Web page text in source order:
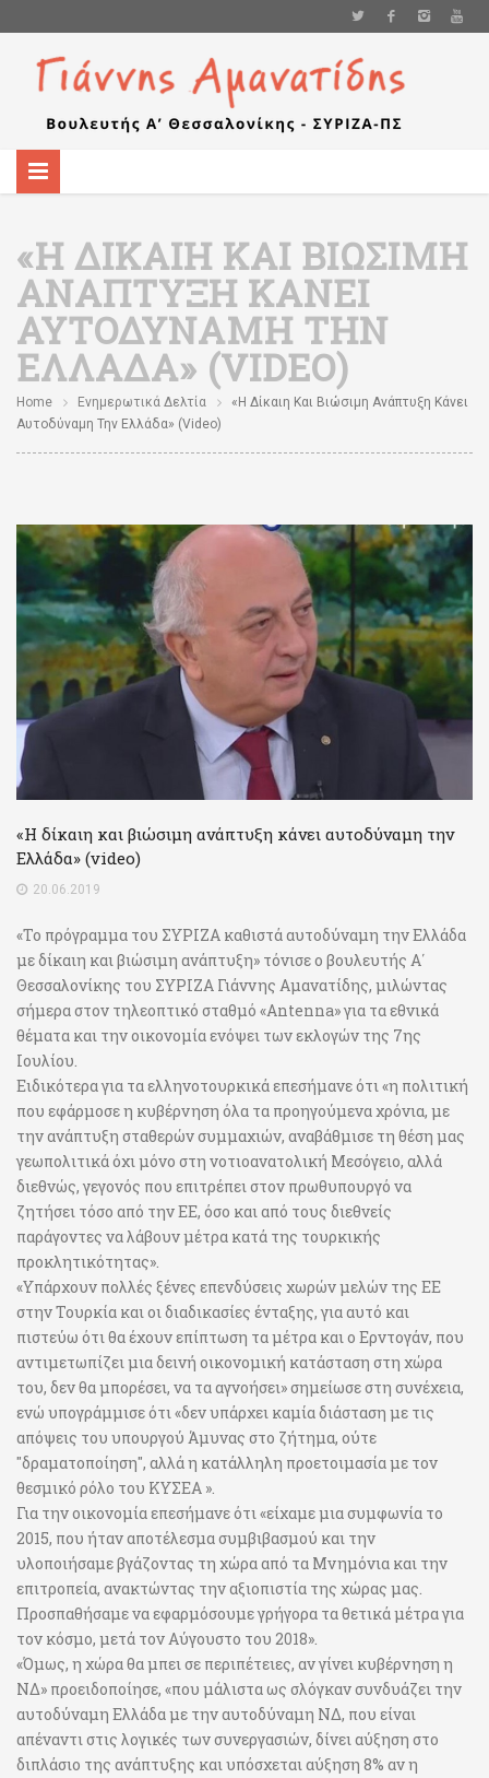
«Η ΔΊΚΑΙΗ ΚΑΙ ΒΙΏΣΙΜΗ
ΑΝΆΠΤΥΞΗ ΚΆΝΕΙ
ΑΥΤΟΔΎΝΑΜΗ ΤΗΝ
ΕΛΛΆΔΑ» (VIDEO)
Home Ενημερωτικά Δελτία
«Η Δίκαιη Και Βιώσιμη Ανάπτυξη Κάνει
Αυτοδύναμη Την Ελλάδα» (video)
«Η δίκαιη και βιώσιμη ανάπτυξη κάνει αυτοδύναμη την
Ελλάδα» (video)
20.06.2019
«Το πρόγραμμα του ΣΥΡΙΖΑ καθιστά αυτοδύναμη την Ελλάδα
με δίκαιη και βιώσιμη ανάπτυξη» τόνισε ο βουλευτής Α΄
Θεσσαλονίκης του ΣΥΡΙΖΑ Γιάννης Αμανατίδης, μιλώντας
σήμερα στον τηλεοπτικό σταθμό «Antenna» για τα εθνικά
θέματα και την οικονομία ενόψει των εκλογών της 7ης
Ιουλίου.
Ειδικότερα για τα ελληνοτουρκικά επεσήμανε ότι «η πολιτική
που εφάρμοσε η κυβέρνηση όλα τα προηγούμενα χρόνια, με
την ανάπτυξη σταθερών συμμαχιών, αναβάθμισε τη θέση μας
γεωπολιτικά όχι μόνο στη νοτιοανατολική Μεσόγειο, αλλά
διεθνώς, γεγονός που επιτρέπει στον πρωθυπουργό να
ζητήσει τόσο από την ΕΕ, όσο και από τους διεθνείς
παράγοντες να λάβουν μέτρα κατά της τουρκικής
προκλητικότητας».
«Υπάρχουν πολλές ξένες επενδύσεις χωρών μελών της ΕΕ
στην Τουρκία και οι διαδικασίες ένταξης, για αυτό και
πιστεύω ότι θα έχουν επίπτωση τα μέτρα και ο Ερντογάν, που
αντιμετωπίζει μια δεινή οικονομική κατάσταση στη χώρα
του, δεν θα μπορέσει, να τα αγνοήσει» σημείωσε στη συνέχεια,
ενώ υπογράμμισε ότι «δεν υπάρχει καμία διάσταση με τις
απόψεις του υπουργού Άμυνας στο ζήτημα, ούτε
"δραματοποίηση", αλλά η κατάλληλη προετοιμασία με τον
θεσμικό ρόλο του ΚΥΣΕΑ ».
Για την οικονομία επεσήμανε ότι «είχαμε μια συμφωνία το
2015, που ήταν αποτέλεσμα συμβιβασμού και την
υλοποιήσαμε βγάζοντας τη χώρα από τα Μνημόνια και την
επιτροπεία, ανακτώντας την αξιοπιστία της χώρας μας.
Προσπαθήσαμε να εφαρμόσουμε γρήγορα τα θετικά μέτρα για
τον κόσμο, μετά τον Αύγουστο του 2018».
«Όμως, η χώρα θα μπει σε περιπέτειες, αν γίνει κυβέρνηση η
ΝΔ» προειδοποίησε, «που μάλιστα ως σλόγκαν συνδυάζει την
αυτοδύναμη Ελλάδα με την αυτοδύναμη ΝΔ, που είναι
απέναντι στις λογικές των συνεργασιών, δίνει αύξηση στο
διπλάσιο της ανάπτυξης και υπόσχεται αύξηση 8% αν η